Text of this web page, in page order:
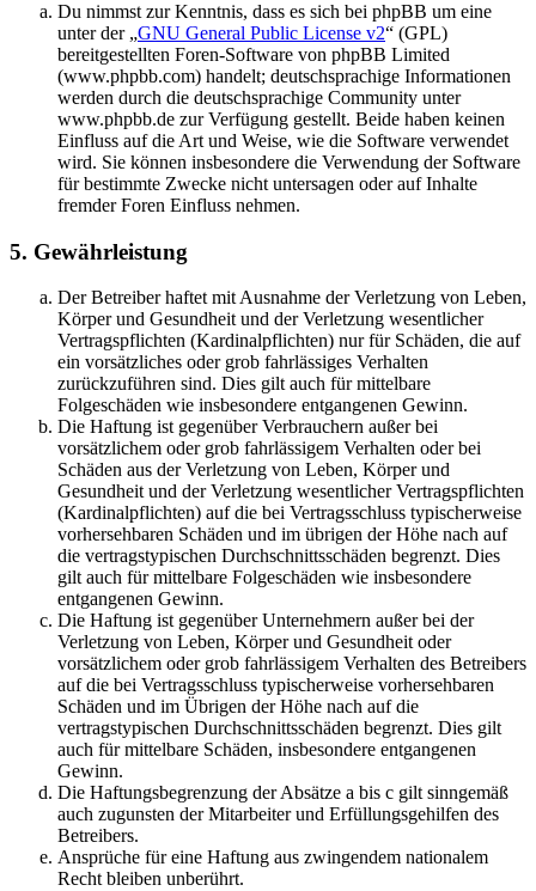
Du nimmst zur Kenntnis, dass es sich bei phpBB um eine
unter der „GNU General Public License v2“ (GPL)
bereitgestellten Foren-Software von phpBB Limited
(www.phpbb.com) handelt; deutschsprachige Informationen
werden durch die deutschsprachige Community unter
www.phpbb.de zur Verfügung gestellt. Beide haben keinen
Einfluss auf die Art und Weise, wie die Software verwendet
wird. Sie können insbesondere die Verwendung der Software
für bestimmte Zwecke nicht untersagen oder auf Inhalte
fremder Foren Einfluss nehmen.
5. Gewährleistung
Der Betreiber haftet mit Ausnahme der Verletzung von Leben,
Körper und Gesundheit und der Verletzung wesentlicher
Vertragspflichten (Kardinalpflichten) nur für Schäden, die auf
ein vorsätzliches oder grob fahrlässiges Verhalten
zurückzuführen sind. Dies gilt auch für mittelbare
Folgeschäden wie insbesondere entgangenen Gewinn.
Die Haftung ist gegenüber Verbrauchern außer bei
vorsätzlichem oder grob fahrlässigem Verhalten oder bei
Schäden aus der Verletzung von Leben, Körper und
Gesundheit und der Verletzung wesentlicher Vertragspflichten
(Kardinalpflichten) auf die bei Vertragsschluss typischerweise
vorhersehbaren Schäden und im übrigen der Höhe nach auf
die vertragstypischen Durchschnittsschäden begrenzt. Dies
gilt auch für mittelbare Folgeschäden wie insbesondere
entgangenen Gewinn.
Die Haftung ist gegenüber Unternehmern außer bei der
Verletzung von Leben, Körper und Gesundheit oder
vorsätzlichem oder grob fahrlässigem Verhalten des Betreibers
auf die bei Vertragsschluss typischerweise vorhersehbaren
Schäden und im Übrigen der Höhe nach auf die
vertragstypischen Durchschnittsschäden begrenzt. Dies gilt
auch für mittelbare Schäden, insbesondere entgangenen
Gewinn.
Die Haftungsbegrenzung der Absätze a bis c gilt sinngemäß
auch zugunsten der Mitarbeiter und Erfüllungsgehilfen des
Betreibers.
Ansprüche für eine Haftung aus zwingendem nationalem
Recht bleiben unberührt.